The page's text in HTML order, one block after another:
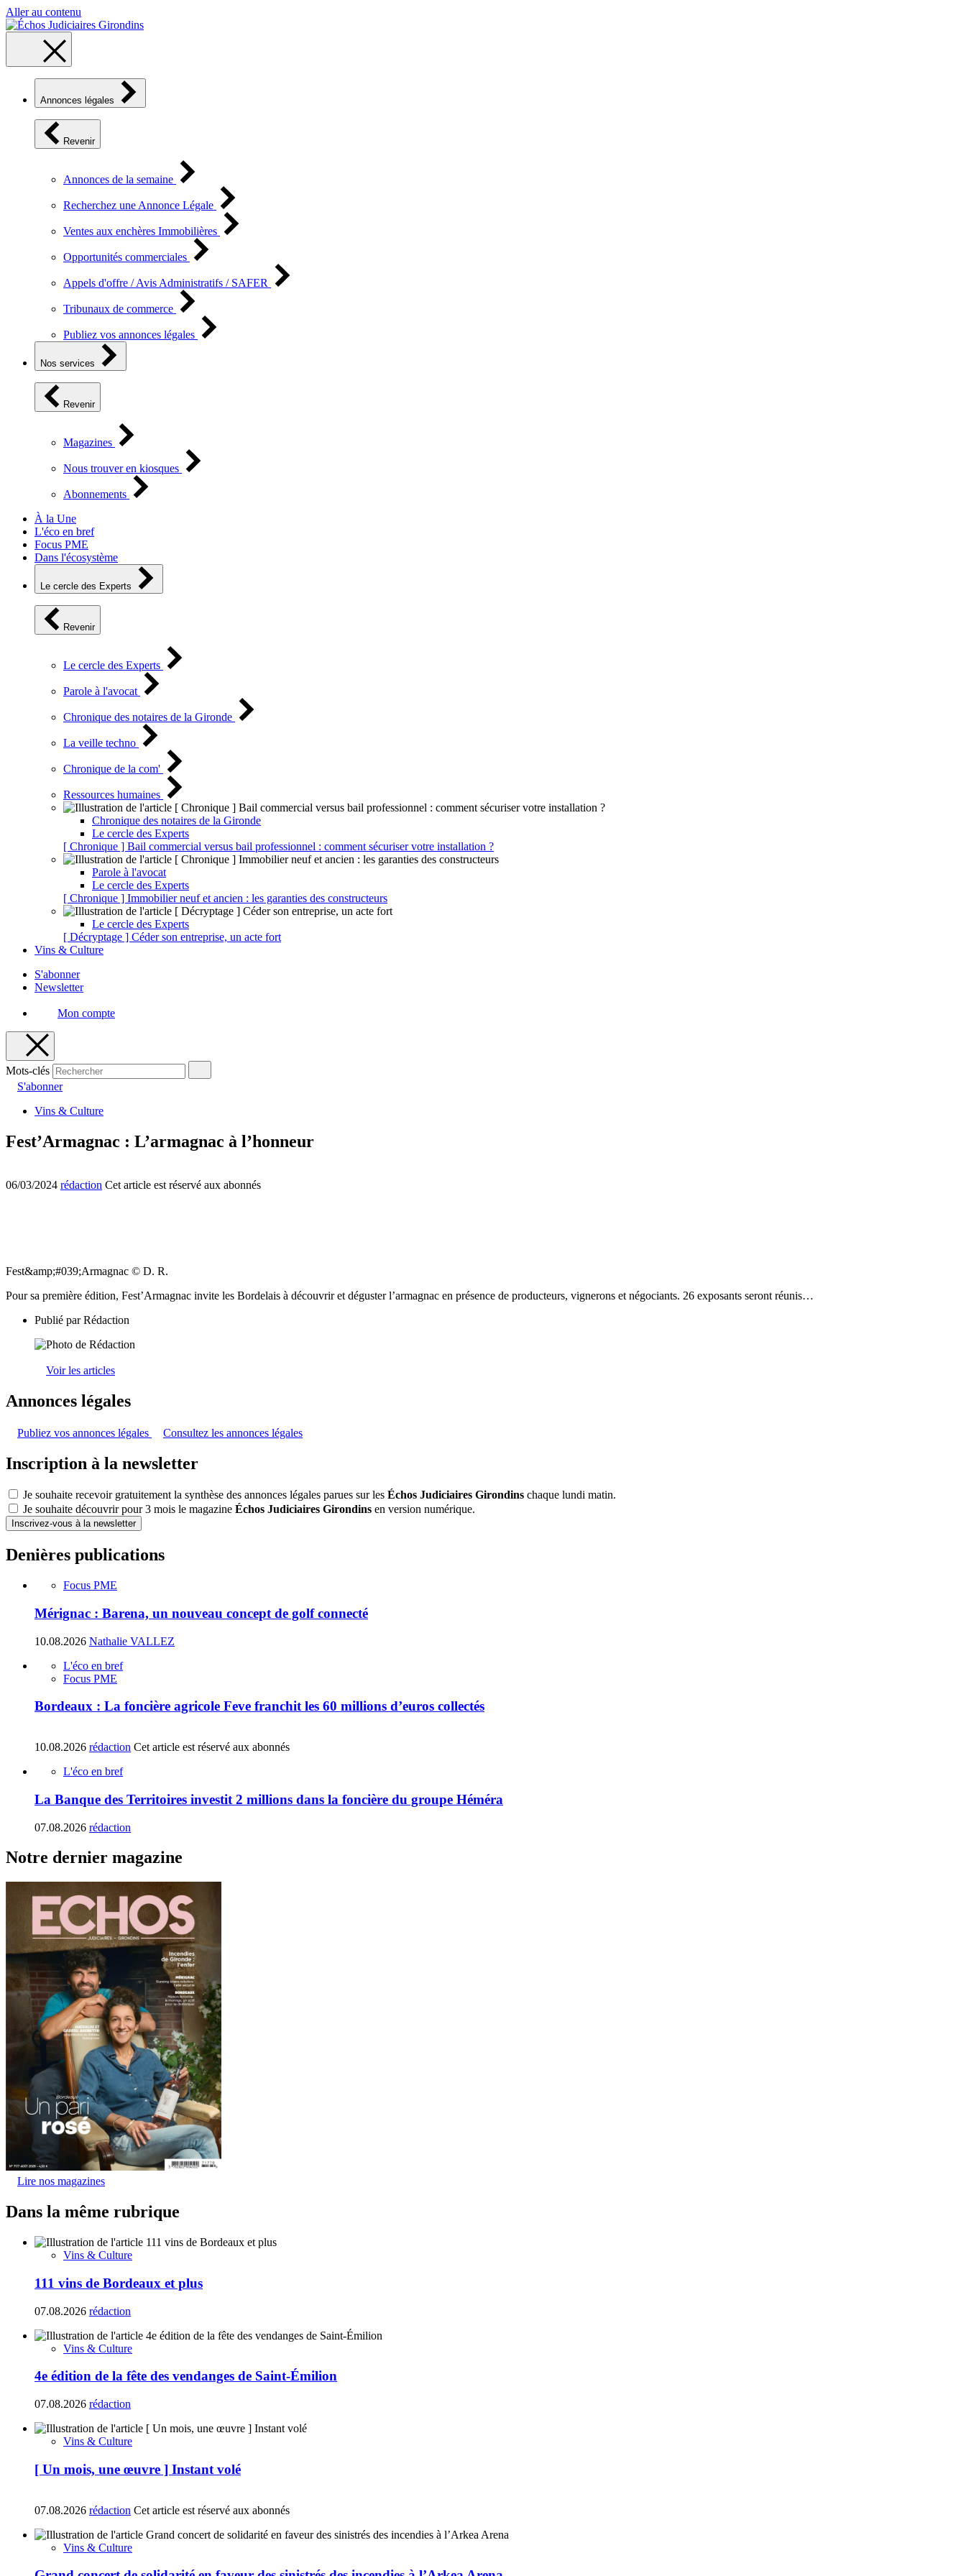
Aller au contenu
Annonces légales
Revenir
Annonces de la semaine
Recherchez une Annonce Légale
Ventes aux enchères Immobilières
Opportunités commerciales
Appels d'offre / Avis Administratifs / SAFER
Tribunaux de commerce
Publiez vos annonces légales
Nos services
Revenir
Magazines
Nous trouver en kiosques
Abonnements
À la Une
L'éco en bref
Focus PME
Dans l'écosystème
Le cercle des Experts
Revenir
Le cercle des Experts
Parole à l'avocat
Chronique des notaires de la Gironde
La veille techno
Chronique de la com'
Ressources humaines
Chronique des notaires de la Gironde
Le cercle des Experts
[ Chronique ] Bail commercial versus bail professionnel : comment sécuriser votre installation ?
Parole à l'avocat
Le cercle des Experts
[ Chronique ] Immobilier neuf et ancien : les garanties des constructeurs
Le cercle des Experts
[ Décryptage ] Céder son entreprise, un acte fort
Vins & Culture
S'abonner
Newsletter
Mon compte
Mots-clés
S'abonner
Vins & Culture
Fest’Armagnac : L’armagnac à l’honneur
06/03/2024 rédaction Cet article est réservé aux abonnés
Fest&amp;#039;Armagnac © D. R.
Pour sa première édition, Fest’Armagnac invite les Bordelais à découvrir et déguster l’armagnac en présence de producteurs, vignerons et négociants. 26 exposants seront réunis…
Publié parRédaction
Voir les articles
Annonces légales
Publiez vos annonces légales Consultez les annonces légales
Inscription à la newsletter
Je souhaite recevoir gratuitement la synthèse des annonces légales parues sur les Échos Judiciaires Girondins chaque lundi matin.
Je souhaite découvrir pour 3 mois le magazine Échos Judiciaires Girondins en version numérique.
Inscrivez-vous à la newsletter
Denières publications
Focus PME
Mérignac : Barena, un nouveau concept de golf connecté
10.08.2026 Nathalie VALLEZ
L'éco en bref
Focus PME
Bordeaux : La foncière agricole Feve franchit les 60 millions d’euros collectés
10.08.2026 rédaction Cet article est réservé aux abonnés
L'éco en bref
La Banque des Territoires investit 2 millions dans la foncière du groupe Héméra
07.08.2026 rédaction
Notre dernier magazine
Lire nos magazines
Dans la même rubrique
Vins & Culture
111 vins de Bordeaux et plus
07.08.2026 rédaction
Vins & Culture
4e édition de la fête des vendanges de Saint-Émilion
07.08.2026 rédaction
Vins & Culture
[ Un mois, une œuvre ] Instant volé
07.08.2026 rédaction Cet article est réservé aux abonnés
Vins & Culture